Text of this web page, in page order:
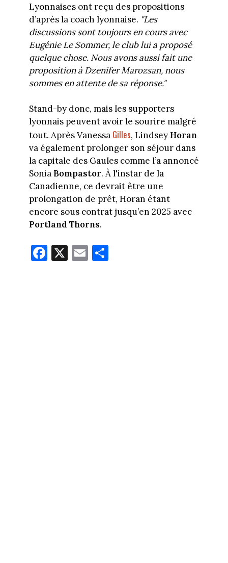
Lyonnaises ont reçu des propositions
d’après la coach lyonnaise. "Les
discussions sont toujours en cours avec
Eugénie Le Sommer, le club lui a proposé
quelque chose. Nous avons aussi fait une
proposition à Dzenifer Marozsan, nous
sommes en attente de sa réponse."
Stand-by donc, mais les supporters
lyonnais peuvent avoir le sourire malgré
tout. Après Vanessa Gilles, Lindsey Horan
va également prolonger son séjour dans
la capitale des Gaules comme l’a annoncé
Sonia Bompastor. À l'instar de la
Canadienne, ce devrait être une
prolongation de prêt, Horan étant
encore sous contrat jusqu’en 2025 avec
Portland Thorns.
Fa
ce
X E
m
Pa
rt